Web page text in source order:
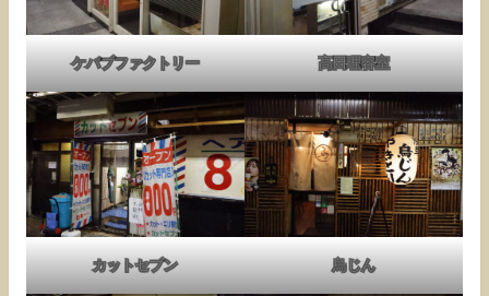
ケバブファクトリー 高田理容室
カットセブン 鳥じん